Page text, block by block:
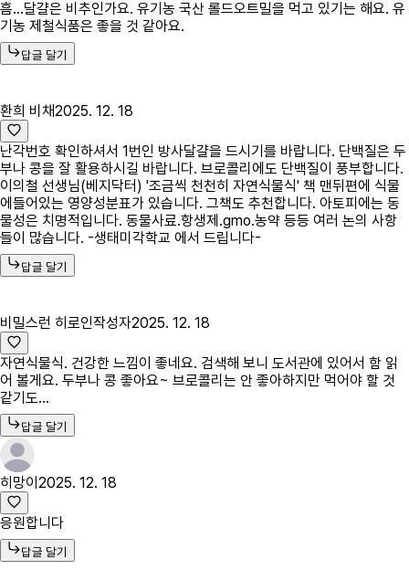
흠...달걀은 비추인가요. 유기농 국산 롤드오트밀을 먹고 있기는 해요. 유
기농 제철식품은 좋을 것 같아요.
답글 달기
환희 비채2025. 12. 18
난각번호 확인하셔서 1번인 방사달걀을 드시기를 바랍니다. 단백질은 두
부나 콩을 잘 활용하시길 바랍니다. 브로콜리에도 단백질이 풍부합니다.
이의철 선생님(베지닥터) '조금씩 천천히 자연식물식' 책 맨뒤편에 식물
에들어있는 영양성분표가 있습니다. 그책도 추천합니다. 아토피에는 동
물성은 치명적입니다. 동물사료.항생제.gmo.농약 등등 여러 논의 사항
들이 많습니다. -생태미각학교 에서 드립니다-
답글 달기
비밀스런 히로인작성자2025. 12. 18
자연식물식. 건강한 느낌이 좋네요. 검색해 보니 도서관에 있어서 함 읽
어 볼게요. 두부나 콩 좋아요~ 브로콜리는 안 좋아하지만 먹어야 할 것
같기도...
답글 달기
히망이 2025. 12. 18
응원합니다
답글 달기